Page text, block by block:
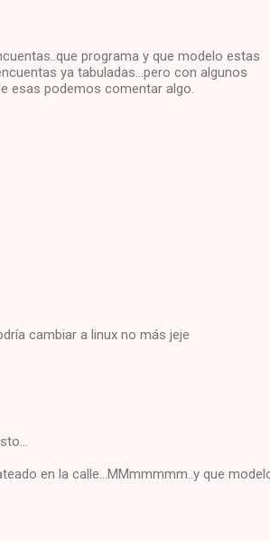
programa y que modelo estas
ya tabuladas...pero con algunos
esas podemos comentar algo.
cambiar a linux no más jeje
en la calle...MMmmmmm..y que